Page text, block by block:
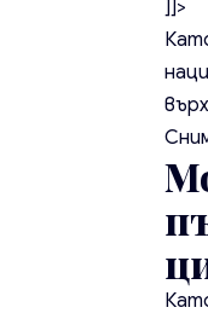
]]>